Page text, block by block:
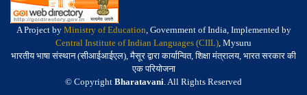
A Project by Ministry of Education, Government of India, Implemented by
Central Institute of Indian Languages (CIIL), Mysuru
भारतीय भाषा संस्थान (सीआईआईएल), मैसूर द्वारा कार्यान्वित, शिक्षा मंत्रालय, भारत सरकार की
एक परियोजना
© Copyright Bharatavani. All Rights Reserved